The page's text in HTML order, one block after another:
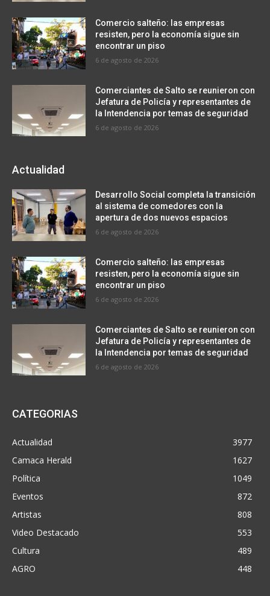
Comercio salteño: las empresas
resisten, pero la economía sigue sin
encontrar un piso
6 de agosto de 2026
Comerciantes de Salto se reunieron con
Jefatura de Policía y representantes de
la Intendencia por temas de seguridad
6 de agosto de 2026
Actualidad
Desarrollo Social completa la transición
al sistema de comedores con la
apertura de dos nuevos espacios
6 de agosto de 2026
Comercio salteño: las empresas
resisten, pero la economía sigue sin
encontrar un piso
6 de agosto de 2026
Comerciantes de Salto se reunieron con
Jefatura de Policía y representantes de
la Intendencia por temas de seguridad
6 de agosto de 2026
CATEGORIAS
Actualidad
3977
Camaca Herald
1627
Política
1049
Eventos
872
Artistas
808
Video Destacado
553
Cultura
489
AGRO
448